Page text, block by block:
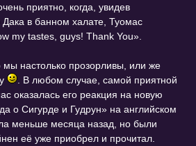
приятно, когда, увидев
в банном халате, Туомас
my tastes, guys! Thank You».
настолько прозорливы, или же
. В любом случае, самой приятной
оказалась его реакция на новую
о Сигурде и Гудрун» на английском
меньше месяца назад, но были
её уже приобрел и прочитал.